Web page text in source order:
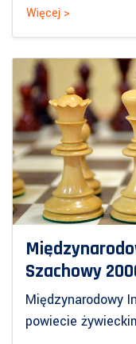
Więcej >
Szachowy
Międzynarodowy
powiecie